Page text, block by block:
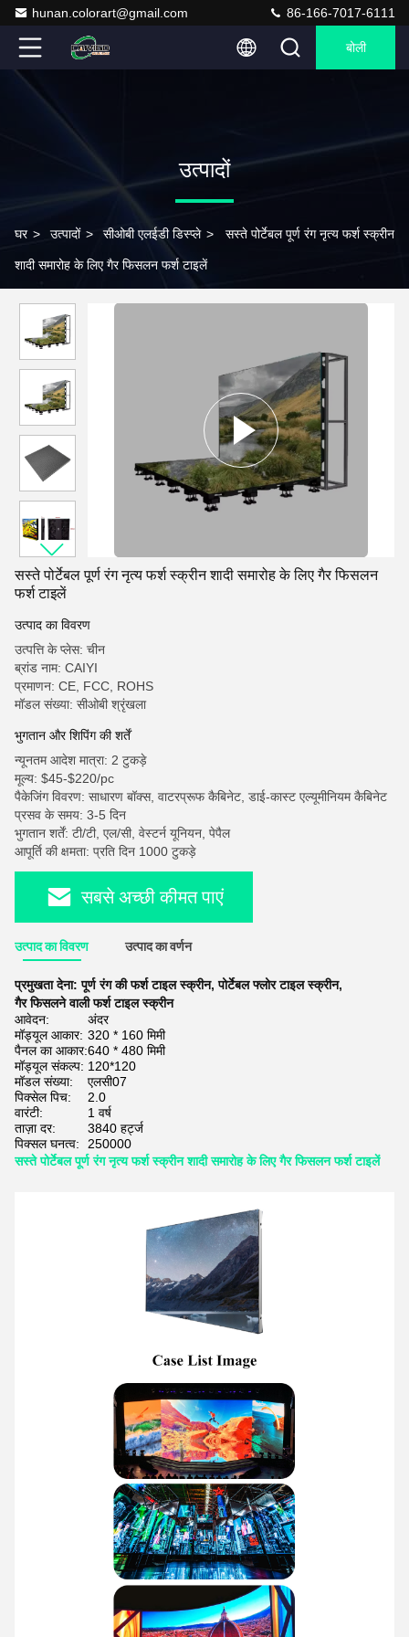
hunan.colorart@gmail.com 86-166-7017-6111
बोली
उत्पादों
घर > उत्पादों > सीओबी एलईडी डिस्प्ले > सस्ते पोर्टेबल पूर्ण रंग नृत्य फर्श स्क्रीन
शादी समारोह के लिए गैर फिसलन फर्श टाइलें
सस्ते पोर्टेबल पूर्ण रंग नृत्य फर्श स्क्रीन शादी समारोह के लिए गैर फिसलन
फर्श टाइलें
उत्पाद का विवरण
उत्पत्ति के प्लेस: चीन
ब्रांड नाम: CAIYI
प्रमाणन: CE, FCC, ROHS
मॉडल संख्या: सीओबी श्रृंखला
भुगतान और शिपिंग की शर्तें
न्यूनतम आदेश मात्रा: 2 टुकड़े
मूल्य: $45-$220/pc
पैकेजिंग विवरण: साधारण बॉक्स, वाटरप्रूफ कैबिनेट, डाई-कास्ट एल्यूमीनियम कैबिनेट
प्रसव के समय: 3-5 दिन
भुगतान शर्तें: टी/टी, एल/सी, वेस्टर्न यूनियन, पेपैल
आपूर्ति की क्षमता: प्रति दिन 1000 टुकड़े
सबसे अच्छी कीमत पाएं
उत्पाद का विवरण उत्पाद का वर्णन
प्रमुखता देना:पूर्ण रंग की फर्श टाइल स्क्रीन,पोर्टेबल फ्लोर टाइल स्क्रीन,
गैर फिसलने वाली फर्श टाइल स्क्रीन
आवेदन:
अंदर
मॉड्यूल आकार: 320 * 160 मिमी
पैनल का आकार:640 * 480 मिमी
मॉड्यूल संकल्प: 120*120
मॉडल संख्या:
एलसी07
पिक्सेल पिच:
2.0
वारंटी:
1 वर्ष
ताज़ा दर:
3840 हर्ट्ज
पिक्सल घनत्व:
250000
सस्ते पोर्टेबल पूर्ण रंग नृत्य फर्श स्क्रीन शादी समारोह के लिए गैर फिसलन फर्श टाइलें